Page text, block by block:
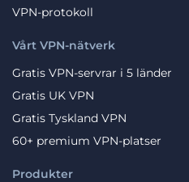
VPN-protokoll
Produkter
Vårt VPN-nätverk
Gratis VPN-servrar i 5 länder
Gratis UK VPN
Gratis Tyskland VPN
60+ premium VPN-platser